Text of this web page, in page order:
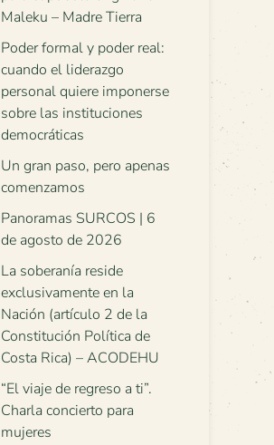
Maleku – Madre Tierra
Poder formal y poder real:
cuando el liderazgo
personal quiere imponerse
sobre las instituciones
democráticas
Un gran paso, pero apenas
comenzamos
Panoramas SURCOS | 6
de agosto de 2026
La soberanía reside
exclusivamente en la
Nación (artículo 2 de la
Constitución Política de
Costa Rica) – ACODEHU
“El viaje de regreso a ti”.
Charla concierto para
mujeres